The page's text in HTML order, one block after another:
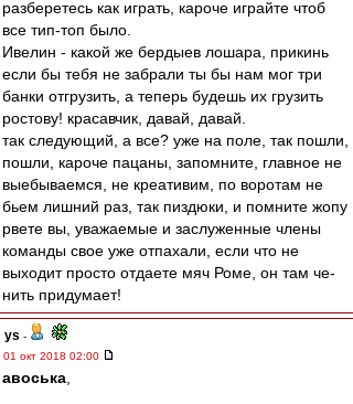
разберетесь как играть, кароче играйте чтоб
все тип-топ было.
Ивелин - какой же бердыев лошара, прикинь
если бы тебя не забрали ты бы нам мог три
банки отгрузить, а теперь будешь их грузить
ростову! красавчик, давай, давай.
так следующий, а все? уже на поле, так пошли,
пошли, кароче пацаны, запомните, главное не
выебываемся, не креативим, по воротам не
бьем лишний раз, так пиздюки, и помните жопу
рвете вы, уважаемые и заслуженные члены
команды свое уже отпахали, если что не
выходит просто отдаете мяч Роме, он там че-
нить придумает!
ys -
01 окт 2018 02:00
авоська